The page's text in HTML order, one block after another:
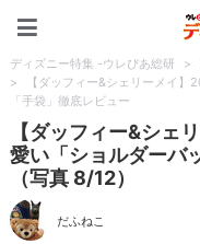
ディズニー特集 -ウレぴあ総研 >
>
【ダッフィー&シェリーメイ
「手袋」徹底レビュー
【ダッフィー&シェ
愛い「ショルダーバ
（写真 8/12）
だふねこ